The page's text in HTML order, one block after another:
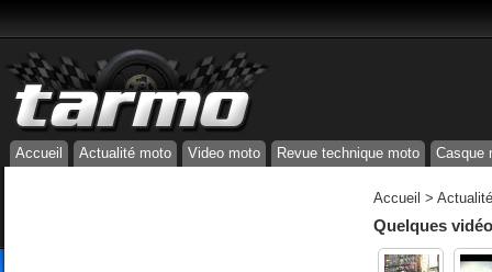
Accueil Actualité moto Video moto Revue technique moto Casque
Accueil >
Quelques